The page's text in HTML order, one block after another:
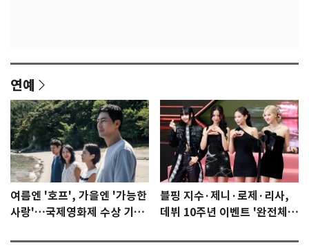
연예
여름엔 '호프', 가을엔 '가능한
사랑'…국제영화제 수상 기대
블핑 지수·제니·로제·리사,
데뷔 10주년 이벤트 '완전체'